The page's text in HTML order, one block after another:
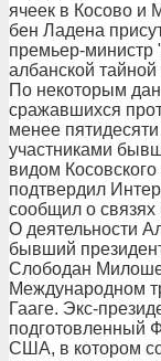
ячеек в Косово и
бен Ладена
премьер-
албанской
По некоторым
сражавшихся
менее
участниками
видом
подтвердил
сообщил о
О деятельности
бывший
Слободан
Международном
Гааге. Экс-
подготовленный
США, в котором